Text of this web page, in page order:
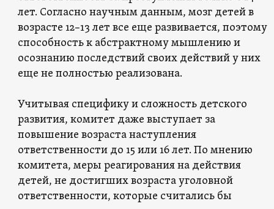
лет. Согласно научным данным, мозг детей в
возрасте 12–13 лет все еще развивается, поэтому
способность к абстрактному мышлению и
осознанию последствий своих действий у них
еще не полностью реализована.
Учитывая специфику и сложность детского
развития, комитет даже выступает за
повышение возраста наступления
ответственности до 15 или 16 лет. По мнению
комитета, меры реагирования на действия
детей, не достигших возраста уголовной
ответственности, которые считались бы